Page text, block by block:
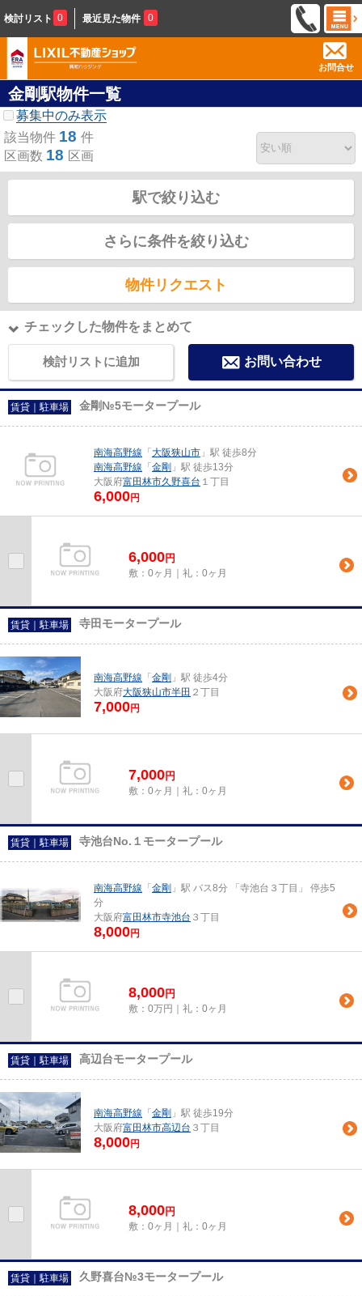
検討リスト 0 最近見た物件 0
お問合せ
金剛駅物件一覧
募集中のみ表示
該当物件 18 件
区画数 18 区画
駅で絞り込む
さらに条件を絞り込む
物件リクエスト
チェックした物件をまとめて
検討リストに追加 お問い合わせ
賃貸｜駐車場 金剛№5モータープール
南海高野線 「 大阪狭山市 」駅 徒歩8分
南海高野線 「 金剛 」駅 徒歩13分
大阪府富田林市久野喜台 １丁目
6,000円
6,000円
敷：0ヶ月｜礼：0ヶ月
賃貸｜駐車場 寺田モータープール
南海高野線 「 金剛 」駅 徒歩4分
大阪府大阪狭山市半田 ２丁目
7,000円
7,000円
敷：0ヶ月｜礼：0ヶ月
賃貸｜駐車場 寺池台No.１モータープール
南海高野線 「 金剛 」駅 バス8分 「寺池台３丁目」 停歩5
分
大阪府富田林市寺池台 ３丁目
8,000円
8,000円
敷：0万円｜礼：0ヶ月
賃貸｜駐車場 高辺台モータープール
南海高野線 「 金剛 」駅 徒歩19分
大阪府富田林市高辺台 ３丁目
8,000円
8,000円
敷：0ヶ月｜礼：0ヶ月
賃貸｜駐車場 久野喜台№3モータープール